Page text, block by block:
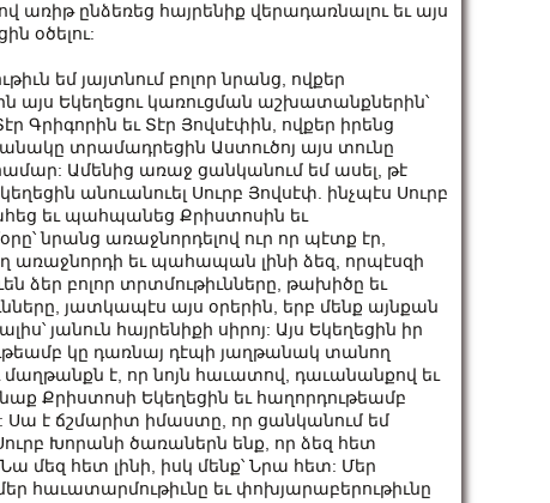
առիթ ընձեռեց հայրենիք վերադառնալու եւ այս
օծելու:
եմ յայտնում բոլոր նրանց, ովքեր
այս Եկեղեցու կառուցման աշխատանքներին՝
Գրիգորին եւ Տէր Յովսէփին, ովքեր իրենց
տրամադրեցին Աստուծոյ այս տունը
Ամենից առաջ ցանկանում եմ ասել, թէ
անուանուել Սուրբ Յովսէփ. ինչպէս Սուրբ
եւ պահպանեց Քրիստոսին եւ
նրանց առաջնորդելով ուր որ պէտք էր,
առաջնորդի եւ պահապան լինի ձեզ, որպէսզի
ձեր բոլոր տրտմութիւնները, թախիծը եւ
յատկապէս այս օրերին, երբ մենք այնքան
յանուն հայրենիքի սիրոյ: Այս Եկեղեցին իր
կը դառնայ դէպի յաղթանակ տանող
է, որ նոյն հաւատով, դաւանանքով եւ
Քրիստոսի Եկեղեցին եւ հաղորդութեամբ
Սա է ճշմարիտ իմաստը, որ ցանկանում եմ
Խորանի ծառաներն ենք, որ ձեզ հետ
մեզ հետ լինի, իսկ մենք՝ Նրա հետ: Մեր
հաւատարմութիւնը եւ փոխյարաբերութիւնը